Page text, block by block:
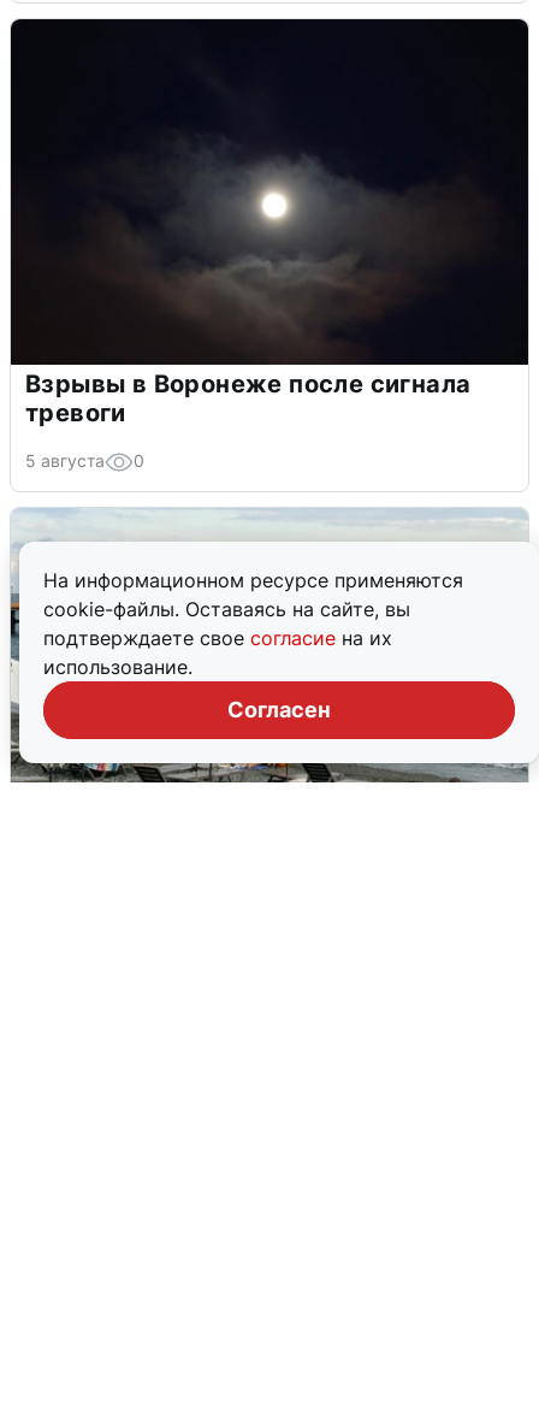
На информационном ресурсе применяются
cookie-файлы. Оставаясь на сайте, вы
подтверждаете свое согласие на их
использование.
Согласен
Взрывы в Воронеже после сигнала
тревоги
5 августа 0